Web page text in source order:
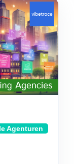
Agenturen